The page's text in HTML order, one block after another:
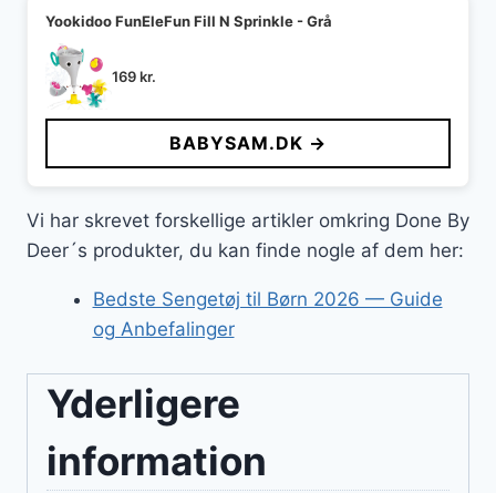
Yookidoo FunEleFun Fill N Sprinkle - Grå
169kr.
BABYSAM.DK →
Vi har skrevet forskellige artikler omkring Done By
Deer´s produkter, du kan finde nogle af dem her:
Bedste Sengetøj til Børn 2026 — Guide
og Anbefalinger
Yderligere
information